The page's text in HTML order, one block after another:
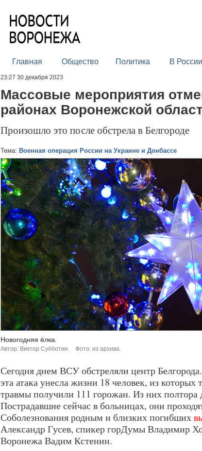
Главная Общество Политика В России
23:27 30 декабря 2023
Массовые мероприятия
районах Воронежской
Произошло это после обстрела в Белгороде
Тема: Военная операция России на Украине и Донбассе
Новогодняя ёлка.
Автор: Виктор Субботин. Фото: из архива.
Сегодня днем ВСУ обстреляли центр
эта атака унесла жизни 18 человек, из
травмы получили 111 горожан. Из них полтора
Пострадавшие сейчас в больницах, они
Соболезнования родным и близких погибших
Александр Гусев, спикер горДумы Владимир
Воронежа Вадим Кстенин.